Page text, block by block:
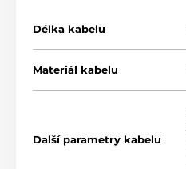
Délka kabelu
Materiál kabelu
Další parametry kabelu